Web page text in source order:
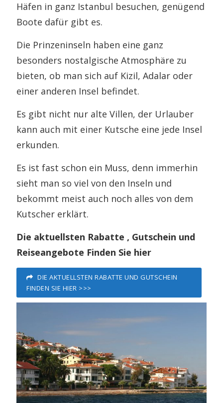
Häfen in ganz Istanbul besuchen, genügend
Boote dafür gibt es.
Die Prinzeninseln haben eine ganz
besonders nostalgische Atmosphäre zu
bieten, ob man sich auf Kizil, Adalar oder
einer anderen Insel befindet.
Es gibt nicht nur alte Villen, der Urlauber
kann auch mit einer Kutsche eine jede Insel
erkunden.
Es ist fast schon ein Muss, denn immerhin
sieht man so viel von den Inseln und
bekommt meist auch noch alles von dem
Kutscher erklärt.
Die aktuellsten Rabatte , Gutschein und
Reiseangebote Finden Sie hier
DIE AKTUELLSTEN RABATTE UND GUTSCHEIN
FINDEN SIE HIER >>>